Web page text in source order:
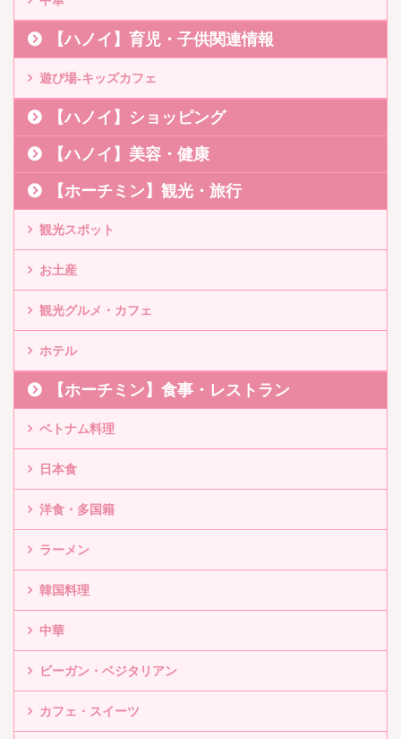
【ハノイ】育児・子供関連情報
遊び場-キッズカフェ
【ハノイ】ショッピング
【ハノイ】美容・健康
【ホーチミン】観光・旅行
観光スポット
お土産
観光グルメ・カフェ
ホテル
【ホーチミン】食事・レストラン
ベトナム料理
日本食
洋食・多国籍
ラーメン
韓国料理
中華
ビーガン・ベジタリアン
カフェ・スイーツ